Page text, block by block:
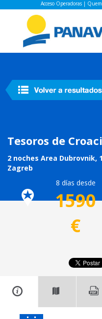
Acceso Operadoras|
Tesoros de
2 noches Area Dubrovnik,
Zagreb
8 días desde
1590
€